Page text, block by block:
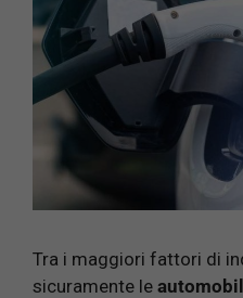
Tra i maggiori fattori di
sicuramente le